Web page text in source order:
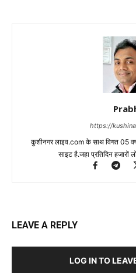
https://
कुशीनगर लाइव.com के साथ विगत 05
साइट है.जहा प्रतिदिन हजारों
LEAVE A REPLY
LOG IN TO